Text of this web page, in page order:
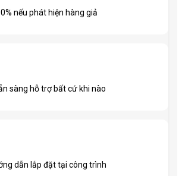
nếu phát hiện hàng giả
sàng hỗ trợ bất cứ khi nào
dẫn lắp đặt tại công trình